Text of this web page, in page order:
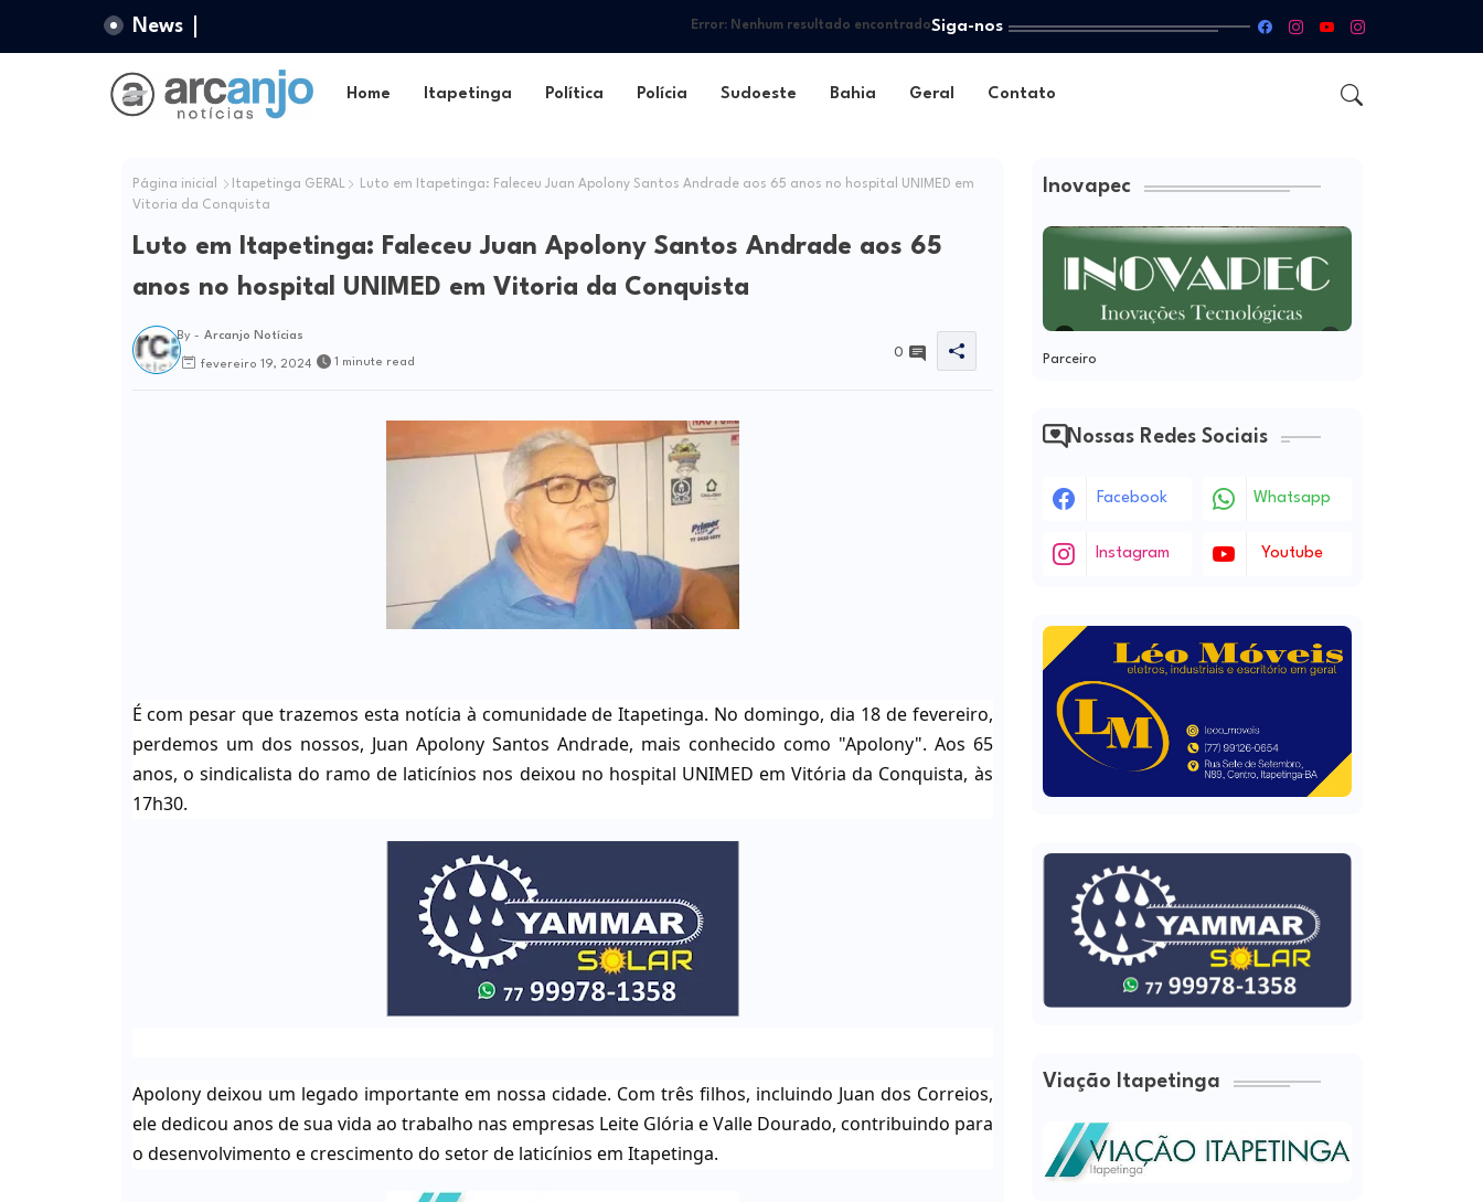
News Error:Nenhum resultado encontradoSiga-nos
Home Itapetinga Política Polícia Sudoeste Bahia Geral Contato
Página inicial Itapetinga GERAL
Luto em Itapetinga: Faleceu Juan Apolony Santos Andrade aos 65 anos no hospital UNIMED em
Vitoria da Conquista
Luto em Itapetinga: Faleceu Juan Apolony Santos Andrade aos 65
anos no hospital UNIMED em Vitoria da Conquista
By - Arcanjo Notícias
fevereiro 19, 2024 1 minute read
0
É com pesar que trazemos esta notícia à comunidade de Itapetinga. No domingo, dia 18 de fevereiro,
perdemos um dos nossos, Juan Apolony Santos Andrade, mais conhecido como "Apolony". Aos 65
anos, o sindicalista do ramo de laticínios nos deixou no hospital UNIMED em Vitória da Conquista, às
17h30.
Apolony deixou um legado importante em nossa cidade. Com três filhos, incluindo Juan dos Correios,
ele dedicou anos de sua vida ao trabalho nas empresas Leite Glória e Valle Dourado, contribuindo para
o desenvolvimento e crescimento do setor de laticínios em Itapetinga.
Inovapec
Parceiro
Nossas Redes Sociais
Facebook Whatsapp
Instagram Youtube
Viação Itapetinga